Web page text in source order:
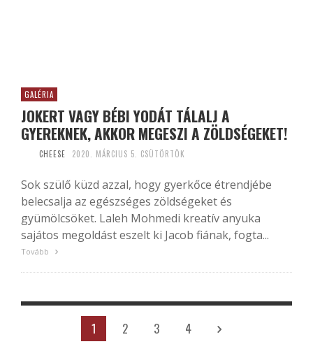
GALÉRIA
JOKERT VAGY BÉBI YODÁT TÁLALJ A
GYEREKNEK, AKKOR MEGESZI A ZÖLDSÉGEKET!
CHEESE 2020. MÁRCIUS 5. CSÜTÖRTÖK
Sok szülő küzd azzal, hogy gyerkőce étrendjébe
belecsalja az egészséges zöldségeket és
gyümölcsöket. Laleh Mohmedi kreatív anyuka
sajátos megoldást eszelt ki Jacob fiának, fogta...
Tovább
1 2 3 4